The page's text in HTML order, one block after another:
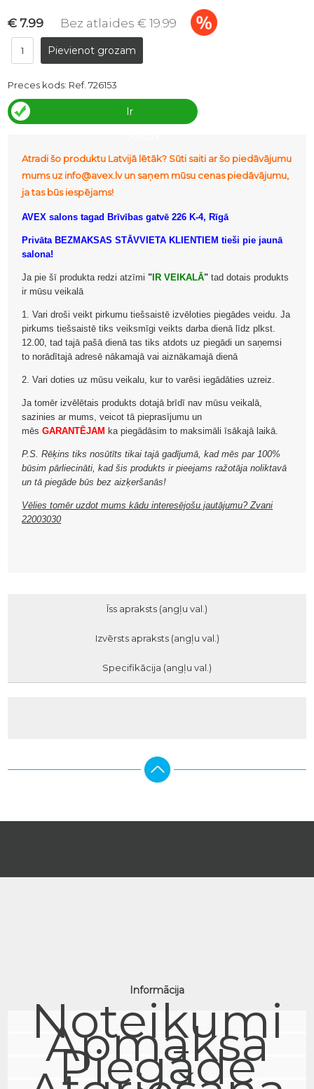
€ 7.99 Bez atlaides € 19.99
Preces kods: Ref. 726153
Ir
Atradi šo produktu Latvijā lētāk? Sūti saiti ar šo piedāvājumu
mums uz info@avex.lv un saņem mūsu cenas piedāvājumu,
ja tas būs iespējams!
AVEX salons tagad Brīvības gatvē 226 K-4, Rīgā
Privāta BEZMAKSAS STĀVVIETA KLIENTIEM tieši pie jaunā
salona!
Ja pie šī produkta redzi atzīmi " IR VEIKALĀ" tad dotais produkts
ir mūsu veikalā
1. Vari droši veikt pirkumu tiešsaistē izvēloties piegādes veidu. Ja
pirkums tiešsaistē tiks veiksmīgi veikts darba dienā līdz plkst.
12.00, tad tajā pašā dienā tas tiks atdots uz piegādi un saņemsi
to norādītajā adresē nākamajā vai aiznākamajā dienā
2. Vari doties uz mūsu veikalu, kur to varēsi iegādāties uzreiz.
Ja tomēr izvēlētais produkts dotajā brīdī nav mūsu veikalā,
sazinies ar mums, veicot tā pieprasījumu un
mēsGARANTĒJAM ka piegādāsim to maksimāli īsākajā laikā.
P.S. Rēķins tiks nosūtīts tikai tajā gadījumā, kad mēs par 100%
būsim pārliecināti, kad šis produkts ir pieejams ražotāja noliktavā
un tā piegāde būs bez aizķeršanās!
Vēlies tomēr uzdot mums kādu interesējošu jautājumu? Zvani
22003030
Īss apraksts (angļu val.)
Izvērsts apraksts (angļu val.)
Specifikācija (angļu val.)
Informācija
Noteikumi
Apmaksa
Piegāde